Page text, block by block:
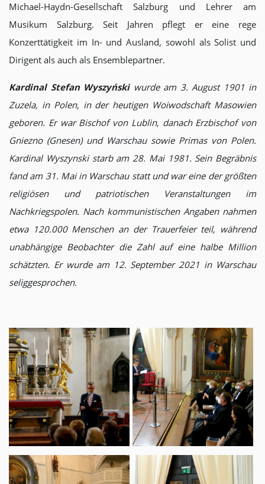
Michael-Haydn-Gesellschaft Salzburg und Lehrer am
Musikum Salzburg. Seit Jahren pflegt er eine rege
Konzerttätigkeit im In- und Ausland, sowohl als Solist und
Dirigent als auch als Ensemblepartner.
Kardinal Stefan Wyszyński wurde am 3. August 1901 in
Zuzela, in Polen, in der heutigen Woiwodschaft Masowien
geboren. Er war Bischof von Lublin, danach Erzbischof von
Gniezno (Gnesen) und Warschau sowie Primas von Polen.
Kardinal Wyszynski starb am 28. Mai 1981. Sein Begräbnis
fand am 31. Mai in Warschau statt und war eine der größten
religiösen und patriotischen Veranstaltungen im
Nachkriegspolen. Nach kommunistischen Angaben nahmen
etwa 120.000 Menschen an der Trauerfeier teil, während
unabhängige Beobachter die Zahl auf eine halbe Million
schätzten. Er wurde am 12. September 2021 in Warschau
seliggesprochen.